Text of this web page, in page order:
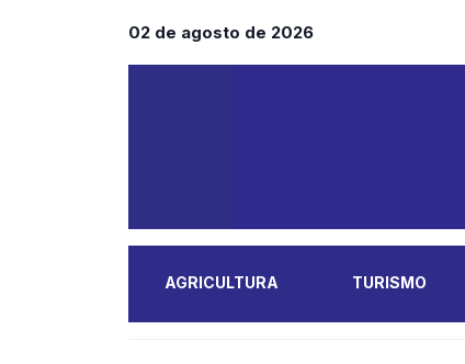
02 de agosto de 2026
AGRICULTURA TURISMO